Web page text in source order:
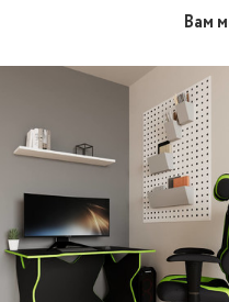
Вам